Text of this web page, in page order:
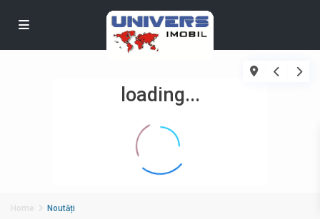
loading...
Home Noutăți